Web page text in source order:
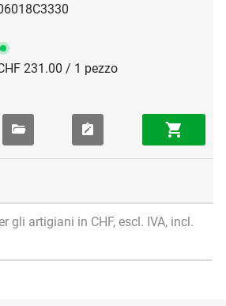
231.00 / 1 pezzo
gli artigiani in CHF, escl. IVA, incl.